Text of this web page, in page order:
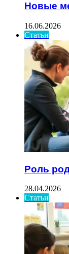
Новые
16.06.2026
Статьи
Роль
28.04.2026
Статьи